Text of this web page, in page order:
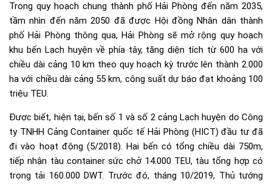
Trong quy hoạch chung thành phố Hải Phòng đến năm 2035,
tầm nhìn đến năm 2050 đã được Hội đồng Nhân dân thành
phố Hải Phòng thông qua, Hải Phòng sẽ mở rộng quy hoạch
khu bến Lạch huyện về phía tây, tăng diện tích từ 600 ha với
chiều dài cảng 10 km theo quy hoạch kỳ trước lên thành 2.000
ha với chiều dài cảng 55 km, công suất dự báo đạt khoảng 100
triệu TEU.
Được biết, hiện tại, bến số 1 và số 2 cảng Lạch huyện do Công
ty TNHH Cảng Container quốc tế Hải Phòng (HICT) đầu tư đã
đi vào hoạt động (5/2018). Hai bến có tổng chiều dài 750m,
tiếp nhận tàu container sức chở 14.000 TEU, tàu tổng hợp có
trọng tải 160.000 DWT. Trước đó, tháng 10/2019, Thủ tướng